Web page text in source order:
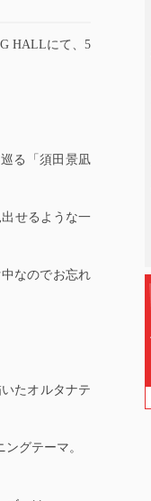
HALLにて、5
る「須田景凪
せるような一
なのでお忘れ
たオルタナテ
グテーマ。